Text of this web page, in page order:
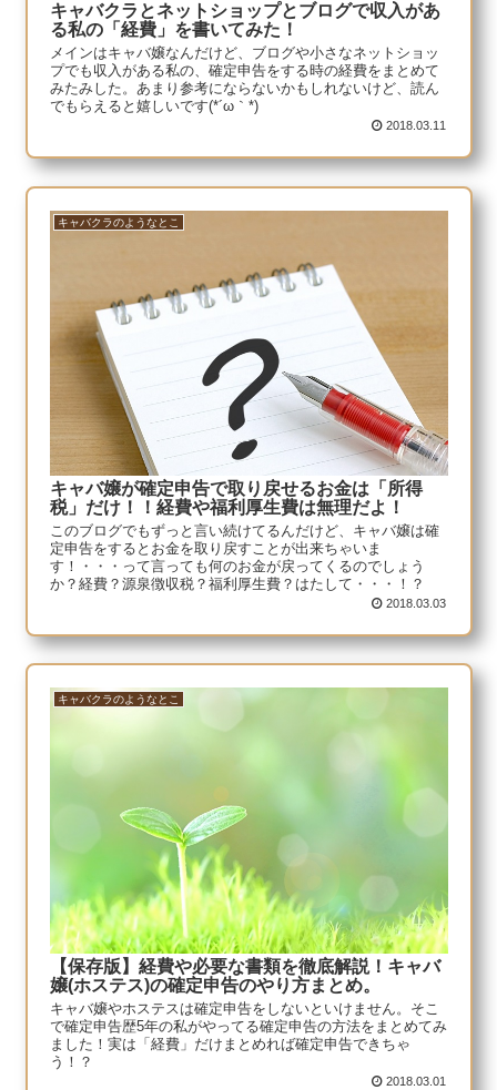
キャバクラとネットショップとブログで収入があ
る私の「経費」を書いてみた！
メインはキャバ嬢なんだけど、ブログや小さなネットショッ
プでも収入がある私の、確定申告をする時の経費をまとめて
みたみした。あまり参考にならないかもしれないけど、読ん
でもらえると嬉しいです(*´ω｀*)
2018.03.11
キャバクラのようなとこ
キャバ嬢が確定申告で取り戻せるお金は「所得
税」だけ！！経費や福利厚生費は無理だよ！
このブログでもずっと言い続けてるんだけど、キャバ嬢は確
定申告をするとお金を取り戻すことが出来ちゃいま
す！・・・って言っても何のお金が戻ってくるのでしょう
か？経費？源泉徴収税？福利厚生費？はたして・・・！？
2018.03.03
キャバクラのようなとこ
【保存版】経費や必要な書類を徹底解説！キャバ
嬢(ホステス)の確定申告のやり方まとめ。
キャバ嬢やホステスは確定申告をしないといけません。そこ
で確定申告歴5年の私がやってる確定申告の方法をまとめてみ
ました！実は「経費」だけまとめれば確定申告できちゃ
う！？
2018.03.01